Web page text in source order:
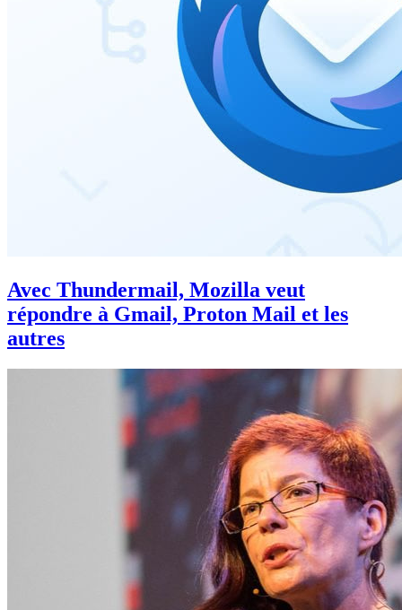
Avec Thundermail, Mozilla veut
répondre à Gmail, Proton Mail et les
autres